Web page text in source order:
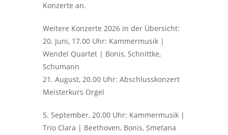
Konzerte an.
Weitere Konzerte 2026 in der Übersicht:
20. Juni, 17.00 Uhr: Kammermusik |
Wendel Quartet | Bonis, Schnittke,
Schumann
21. August, 20.00 Uhr: Abschlusskonzert
Meisterkurs Orgel
5. September, 20.00 Uhr: Kammermusik |
Trio Clara | Beethoven, Bonis, Smetana